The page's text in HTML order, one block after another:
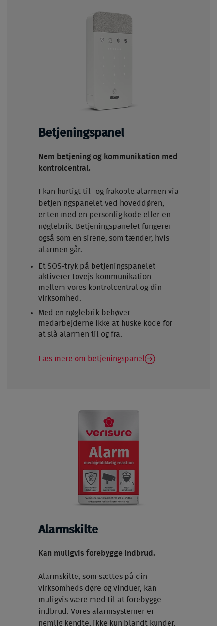
Betjeningspanel
Nem betjening og kommunikation med
kontrolcentral.
I kan hurtigt til- og frakoble alarmen via
betjeningspanelet ved hoveddøren,
enten med en personlig kode eller en
nøglebrik. Betjeningspanelet fungerer
også som en sirene, som tænder, hvis
alarmen går.
Et SOS-tryk på betjeningspanelet
aktiverer tovejs-kommunikation
mellem vores kontrolcentral og din
virksomhed.
Med en nøglebrik behøver
medarbejderne ikke at huske kode for
at slå alarmen til og fra.
Læs mere om betjeningspanel
Alarmskilte
Kan muligvis forebygge indbrud.
Alarmskilte, som sættes på din
virksomheds døre og vinduer, kan
muligvis være med til at forebygge
indbrud. Vores alarmsystemer er
nemlig kendte, ikke kun blandt kunder,